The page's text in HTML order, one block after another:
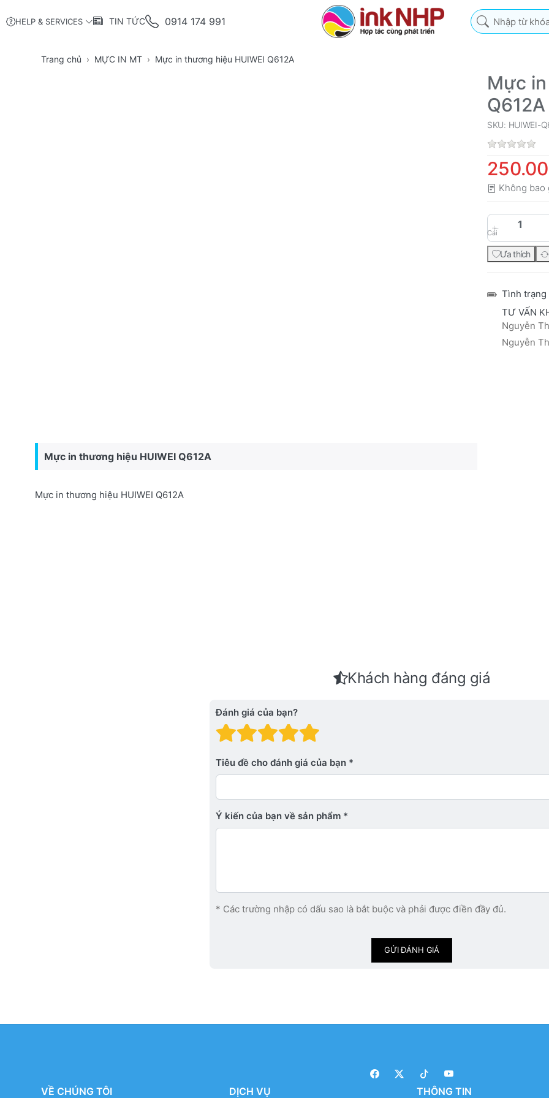
HELP & SERVICES TIN TỨC 0914 174 991
Nhập từ khóa tìm
Trang chủ MỰC IN MT Mực in thương hiệu HUIWEI Q612A
Mực
Q612A
SKU: HUIWEI-
Không bao
Cái
Ưa thích
Tình trạng
TƯ VẤN
Nguyễn
Nguyễn
Mực in thương hiệu HUIWEI Q612A
Mực in thương hiệu HUIWEI Q612A
Khách hàng đáng giá
Đánh giá của bạn?
Đánh giá: 4 trên 5 sao.
Đánh giá: 3 trên 5 sao.
Đánh giá: 2 trên 5 sao.
Đánh giá: 1 trên 5 sao. Xấu
Tiêu đề cho đánh giá của bạn
Ý kiến ​​của bạn về sản phẩm
* Các trường nhập có dấu sao là bắt buộc và phải được điền đầy đủ.
GỬI ĐÁNH GIÁ
VỀ CHÚNG TÔI DỊCH VỤ THÔNG TIN